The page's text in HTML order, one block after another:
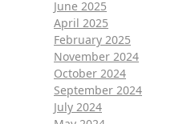
June 2025
April 2025
February 2025
November 2024
October 2024
September 2024
July 2024